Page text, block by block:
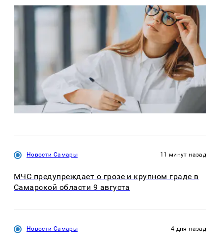
Новости Самары 11 минут назад
МЧС предупреждает о грозе и крупном граде в
Самарской области 9 августа
Новости Самары 4 дня назад